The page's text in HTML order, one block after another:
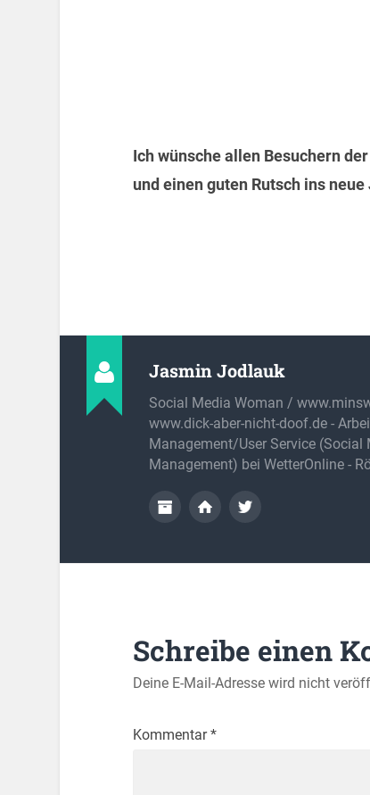
Ich wünsche allen Besuchern
und einen guten Rutsch ins neue
Jasmin Jodlauk
Social Media Woman /
www.dick-aber-nicht-doof.de -
Management/User Service (Social
Management) bei WetterOnline -
Schreibe einen
Deine E-Mail-Adresse wird nicht
Kommentar*